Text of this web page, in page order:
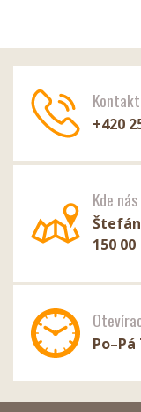
+420
Kde
150 00
Po–Pá